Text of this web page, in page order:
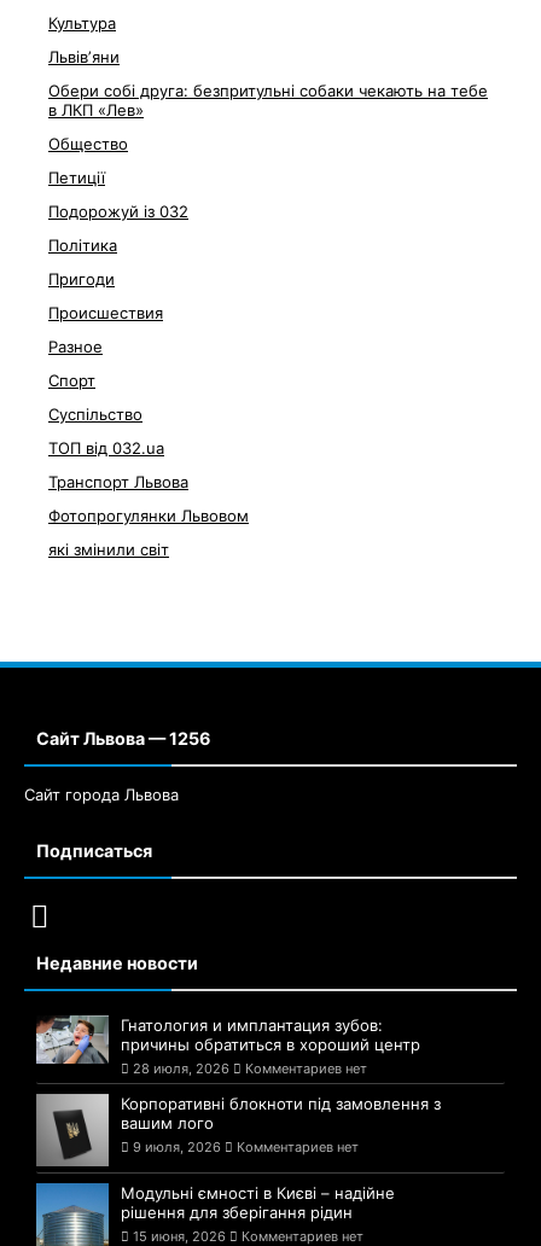
Культура
Львівʼяни
Обери собі друга: безпритульні собаки чекають на тебе
в ЛКП «Лев»
Общество
Петиції
Подорожуй із 032
Політика
Пригоди
Происшествия
Разное
Спорт
Суспільство
ТОП від 032.ua
Транспорт Львова
Фотопрогулянки Львовом
які змінили світ
Сайт Львова — 1256
Сайт города Львова
Подписаться
Недавние новости
Гнатология и имплантация зубов:
причины обратиться в хороший центр
28 июля, 2026 Комментариев нет
Корпоративні блокноти під замовлення з
вашим лого
9 июля, 2026 Комментариев нет
Модульні ємності в Києві – надійне
рішення для зберігання рідин
15 июня, 2026 Комментариев нет